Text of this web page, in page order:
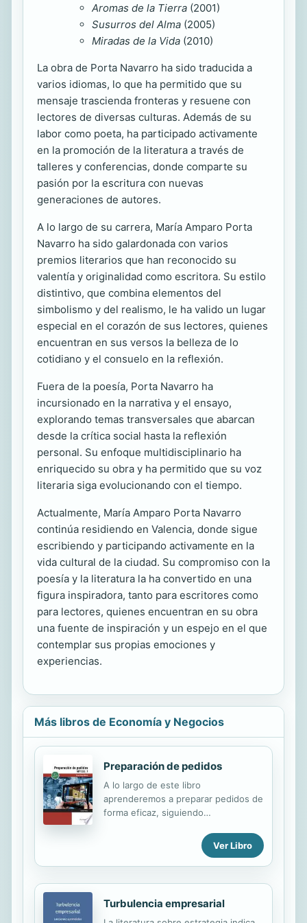
Aromas de la Tierra (2001)
Susurros del Alma (2005)
Miradas de la Vida (2010)
La obra de Porta Navarro ha sido traducida a
varios idiomas, lo que ha permitido que su
mensaje trascienda fronteras y resuene con
lectores de diversas culturas. Además de su
labor como poeta, ha participado activamente
en la promoción de la literatura a través de
talleres y conferencias, donde comparte su
pasión por la escritura con nuevas
generaciones de autores.
A lo largo de su carrera, María Amparo Porta
Navarro ha sido galardonada con varios
premios literarios que han reconocido su
valentía y originalidad como escritora. Su estilo
distintivo, que combina elementos del
simbolismo y del realismo, le ha valido un lugar
especial en el corazón de sus lectores, quienes
encuentran en sus versos la belleza de lo
cotidiano y el consuelo en la reflexión.
Fuera de la poesía, Porta Navarro ha
incursionado en la narrativa y el ensayo,
explorando temas transversales que abarcan
desde la crítica social hasta la reflexión
personal. Su enfoque multidisciplinario ha
enriquecido su obra y ha permitido que su voz
literaria siga evolucionando con el tiempo.
Actualmente, María Amparo Porta Navarro
continúa residiendo en Valencia, donde sigue
escribiendo y participando activamente en la
vida cultural de la ciudad. Su compromiso con la
poesía y la literatura la ha convertido en una
figura inspiradora, tanto para escritores como
para lectores, quienes encuentran en su obra
una fuente de inspiración y un espejo en el que
contemplar sus propias emociones y
experiencias.
Más libros de Economía y Negocios
Preparación de pedidos
A lo largo de este libro
aprenderemos a preparar pedidos de
forma eficaz, siguiendo
nos ayudarán a ejecutar las tareas de
la manera más precisa y eficiente
posible.Veremos cómo interpretar la
información contenida en órdenes
diferentes tipos de empresas y de
Ver Libro
Turbulencia empresarial